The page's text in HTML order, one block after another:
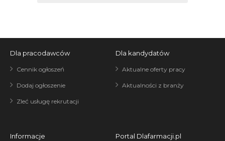
Dla pracodawców
Cennik ogłoszeń
Dodaj ogłoszenie
Zleć usługę rekrutacji
Dla kandydatów
Aktualne oferty pracy
Aktualności z branży
Informacje Portal Dlafarmacji.pl